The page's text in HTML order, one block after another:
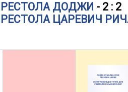
ДОДЖИ - 2 : 2
ЦАРЕВИЧ